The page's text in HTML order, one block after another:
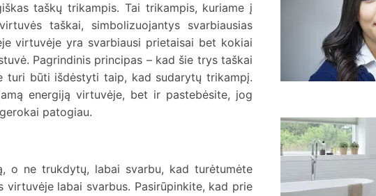
taškų trikampis. Tai trikampis, kuriame į
taškai, simbolizuojantys svarbiausias
virtuvėje yra svarbiausi prietaisai bet kokiai
Pagrindinis principas – kad šie trys taškai
turi būti išdėstyti taip, kad sudarytų trikampį.
energiją virtuvėje, bet ir pastebėsite, jog
patogiau.
o ne trukdytų, labai svarbu, kad turėtumėte
virtuvėje labai svarbus. Pasirūpinkite, kad prie